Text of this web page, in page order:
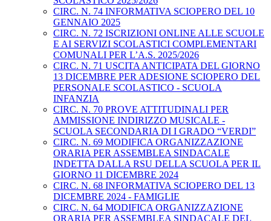
CIRC. N. 74 INFORMATIVA SCIOPERO DEL 10
GENNAIO 2025
CIRC. N. 72 ISCRIZIONI ONLINE ALLE SCUOLE
E AI SERVIZI SCOLASTICI COMPLEMENTARI
COMUNALI PER L’A.S. 2025/2026
CIRC. N. 71 USCITA ANTICIPATA DEL GIORNO
13 DICEMBRE PER ADESIONE SCIOPERO DEL
PERSONALE SCOLASTICO - SCUOLA
INFANZIA
CIRC. N. 70 PROVE ATTITUDINALI PER
AMMISSIONE INDIRIZZO MUSICALE -
SCUOLA SECONDARIA DI I GRADO “VERDI”
CIRC. N. 69 MODIFICA ORGANIZZAZIONE
ORARIA PER ASSEMBLEA SINDACALE
INDETTA DALLA RSU DELLA SCUOLA PER IL
GIORNO 11 DICEMBRE 2024
CIRC. N. 68 INFORMATIVA SCIOPERO DEL 13
DICEMBRE 2024 - FAMIGLIE
CIRC. N. 64 MODIFICA ORGANIZZAZIONE
ORARIA PER ASSEMBLEA SINDACALE DEL